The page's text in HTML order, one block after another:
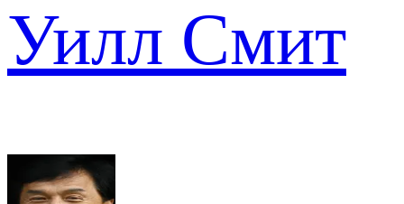
Уилл Смит